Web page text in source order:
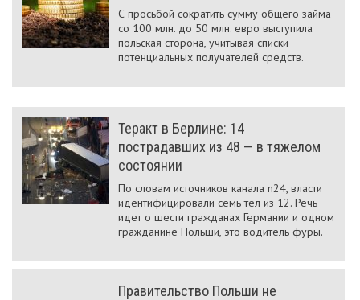
С просьбой сократить сумму общего займа
со 100 млн. до 50 млн. евро выступила
польская сторона, учитывая списки
потенциальных получателей средств.
Теракт в Берлине: 14
пострадавших из 48 — в тяжелом
состоянии
По словам источников канала n24, власти
идентифицировали семь тел из 12. Речь
идет о шести гражданах Германии и одном
гражданине Польши, это водитель фуры.
Правительство Польши не